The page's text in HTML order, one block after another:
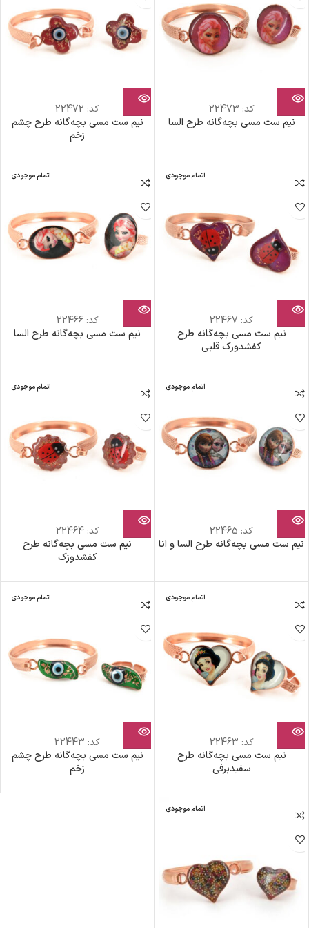
کد: 22473
نیم ست مسی بچه‎‌گانه طرح السا
کد: 22472
نیم ست مسی بچه‎‌گانه طرح چشم
زخم
اتمام موجودی
کد: 22467
نیم ست مسی بچه‎‌گانه طرح
کفشدوزک قلبی
اتمام موجودی
کد:22466
نیم ست مسی بچه‎‌گانه طرح السا
اتمام موجودی
کد: 22465
نیم ست مسی بچه‎‌گانه طرح السا و انا
اتمام موجودی
کد:22464
نیم ست مسی بچه‎‌گانه طرح
کفشدوزک
اتمام موجودی
کد: 22463
نیم ست مسی بچه‎‌گانه طرح
سفیدبرفی
اتمام موجودی
کد: 22443
نیم ست مسی بچه‎‌گانه طرح چشم
زخم
اتمام موجودی